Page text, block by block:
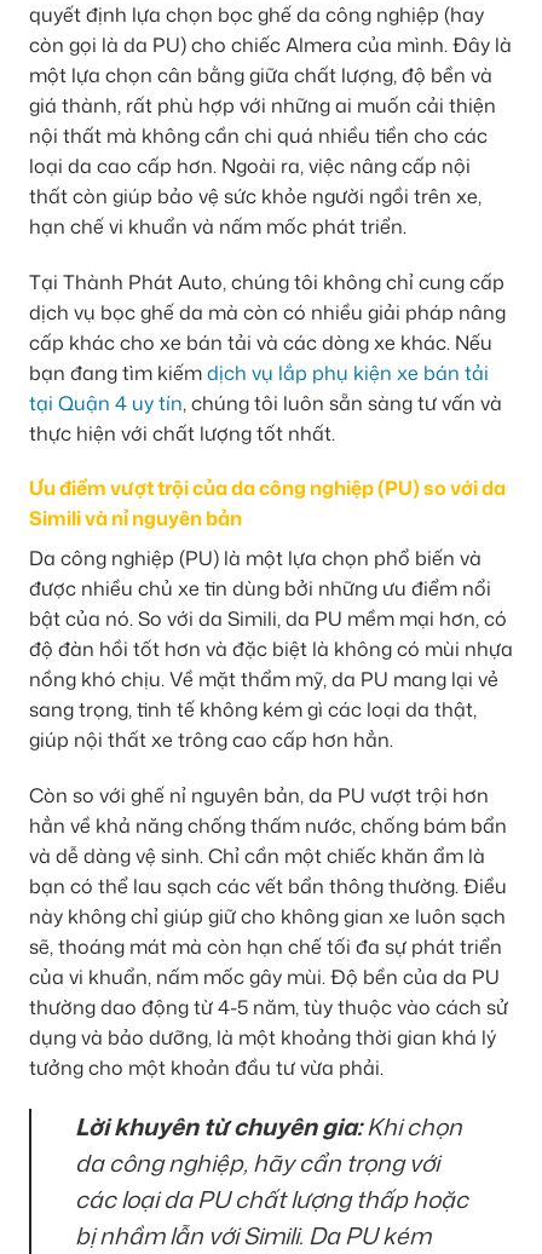
quyết định lựa chọn bọc ghế da công nghiệp (hay
còn gọi là da PU) cho chiếc Almera của mình. Đây là
một lựa chọn cân bằng giữa chất lượng, độ bền và
giá thành, rất phù hợp với những ai muốn cải thiện
nội thất mà không cần chi quá nhiều tiền cho các
loại da cao cấp hơn. Ngoài ra, việc nâng cấp nội
thất còn giúp bảo vệ sức khỏe người ngồi trên xe,
hạn chế vi khuẩn và nấm mốc phát triển.
Tại Thành Phát Auto, chúng tôi không chỉ cung cấp
dịch vụ bọc ghế da mà còn có nhiều giải pháp nâng
cấp khác cho xe bán tải và các dòng xe khác. Nếu
bạn đang tìm kiếmdịch vụ lắp phụ kiện xe bán tải
tại Quận 4 uy tín, chúng tôi luôn sẵn sàng tư vấn và
thực hiện với chất lượng tốt nhất.
Ưu điểm vượt trội của da công nghiệp (PU) so với da
Simili và nỉ nguyên bản
Da công nghiệp (PU) là một lựa chọn phổ biến và
được nhiều chủ xe tin dùng bởi những ưu điểm nổi
bật của nó. So với da Simili, da PU mềm mại hơn, có
độ đàn hồi tốt hơn và đặc biệt là không có mùi nhựa
nồng khó chịu. Về mặt thẩm mỹ, da PU mang lại vẻ
sang trọng, tinh tế không kém gì các loại da thật,
giúp nội thất xe trông cao cấp hơn hẳn.
Còn so với ghế nỉ nguyên bản, da PU vượt trội hơn
hẳn về khả năng chống thấm nước, chống bám bẩn
và dễ dàng vệ sinh. Chỉ cần một chiếc khăn ẩm là
bạn có thể lau sạch các vết bẩn thông thường. Điều
này không chỉ giúp giữ cho không gian xe luôn sạch
sẽ, thoáng mát mà còn hạn chế tối đa sự phát triển
của vi khuẩn, nấm mốc gây mùi. Độ bền của da PU
thường dao động từ 4-5 năm, tùy thuộc vào cách sử
dụng và bảo dưỡng, là một khoảng thời gian khá lý
tưởng cho một khoản đầu tư vừa phải.
Lời khuyên từ chuyên gia:Khi chọn
da công nghiệp, hãy cẩn trọng với
các loại da PU chất lượng thấp hoặc
bị nhầm lẫn với Simili. Da PU kém